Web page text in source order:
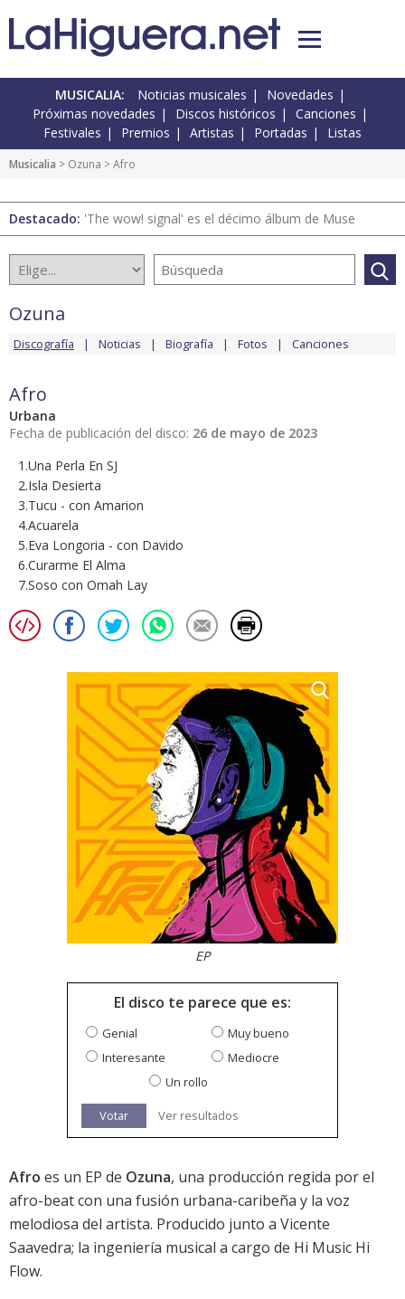
MUSICALIA: Noticias musicales
Novedades
Próximas novedades
Discos históricos
Canciones
Festivales
Premios Artistas Portadas Listas
Musicalia > Ozuna > Afro
Destacado: 'The wow! signal' es el décimo álbum de Muse
Ozuna
Discografía Noticias Biografía Fotos Canciones
Afro
Urbana
Fecha de publicación del disco: 26 de mayo de 2023
1.Una Perla En SJ
2.Isla Desierta
3.Tucu - con Amarion
4.Acuarela
5.Eva Longoria - con Davido
6.Curarme El Alma
7.Soso con Omah Lay
EP
El disco te parece que es:
Genial
Muy bueno
Interesante
Mediocre
Un rollo
Votar Ver resultados
Afro es un EP de Ozuna, una producción regida por el
afro-beat con una fusión urbana-caribeña y la voz
melodiosa del artista. Producido junto a Vicente
Saavedra; la ingeniería musical a cargo de Hi Music Hi
Flow.